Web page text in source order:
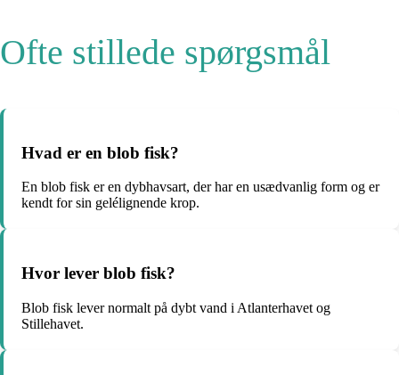
Ofte stillede spørgsmål
Hvad er en blob fisk?
En blob fisk er en dybhavsart, der har en usædvanlig form og er
kendt for sin gelélignende krop.
Hvor lever blob fisk?
Blob fisk lever normalt på dybt vand i Atlanterhavet og
Stillehavet.